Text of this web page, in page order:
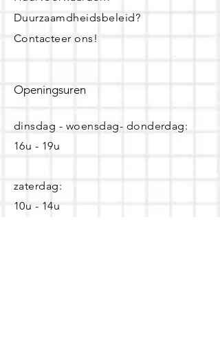
Duurzaamdheidsbeleid?
Contacteer ons!
Openingsuren
dinsdag - woensdag- donderdag:
16u - 19u
zaterdag:
10u - 14u